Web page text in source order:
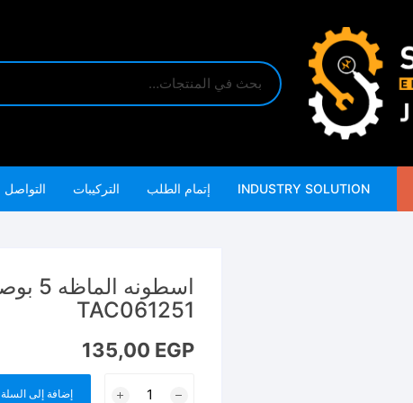
INDUSTRY SOLUTION إتمام الطلب التركيبات التواصل
TAC061251
135,00 EGP
إضافة إلى السلة